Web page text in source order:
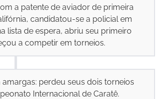
a patente de aviador de primeira
candidatou-se a policial em
lista de espera, abriu seu primeiro
a competir em torneios.
perdeu seus dois torneios
Internacional de Caratê.